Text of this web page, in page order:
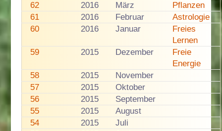
62
2016 März
Pflanzen
61
2016 Februar
Astrologie
60
2016 Januar
Freies
Lernen
59
2015 Dezember
Freie
Energie
58
2015
November
57
2015
Oktober
56
2015
September
55
2015
August
54
2015
Juli